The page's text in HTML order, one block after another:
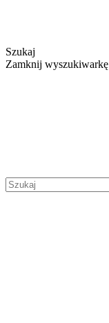
Szukaj
Zamknij wyszukiwarkę